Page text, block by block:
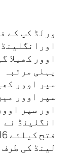
ورلڈ کپ کے
اوور کھیلا
پہلی
سپر اوور
سپر اوور
انگلینڈ‌
لینڈ کی